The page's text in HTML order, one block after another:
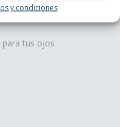
y condiciones
tus ojos